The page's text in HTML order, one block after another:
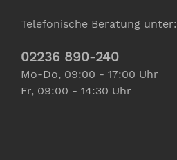
Telefonische Beratung unter:
02236 890-240
Mo-Do, 09:00 - 17:00 Uhr
Fr, 09:00 - 14:30 Uhr